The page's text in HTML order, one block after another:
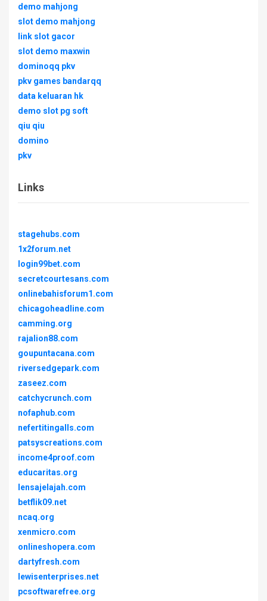
demo mahjong
slot demo mahjong
link slot gacor
slot demo maxwin
dominoqq pkv
pkv games bandarqq
data keluaran hk
demo slot pg soft
qiu qiu
domino
pkv
Links
stagehubs.com
1x2forum.net
login99bet.com
secretcourtesans.com
onlinebahisforum1.com
chicagoheadline.com
camming.org
rajalion88.com
goupuntacana.com
riversedgepark.com
zaseez.com
catchycrunch.com
nofaphub.com
nefertitingalls.com
patsyscreations.com
income4proof.com
educaritas.org
lensajelajah.com
betflik09.net
ncaq.org
xenmicro.com
onlineshopera.com
dartyfresh.com
lewisenterprises.net
pcsoftwarefree.org